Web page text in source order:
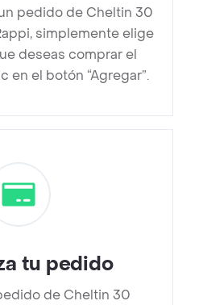
pedido de Cheltin 30
simplemente elige
deseas comprar el
en el botón “Agregar”.
tu pedido
de Cheltin 30